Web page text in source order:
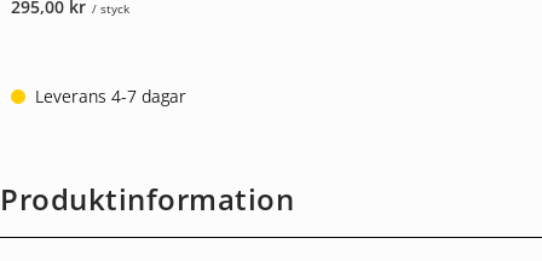
295,00 kr / styck
Leverans 4-7 dagar
Produktinformation